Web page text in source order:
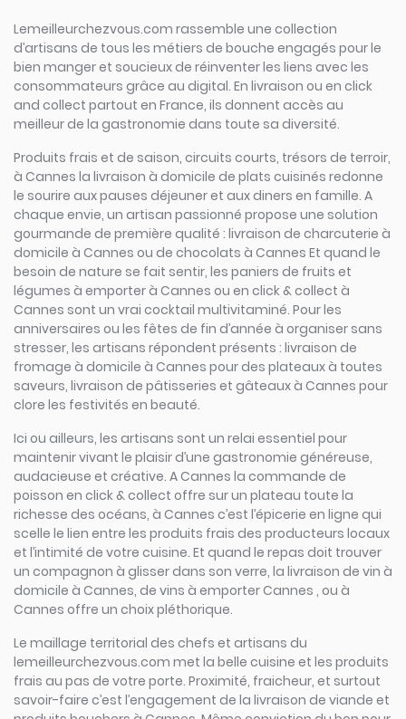
Lemeilleurchezvous.com rassemble une collection
d’artisans de tous les métiers de bouche engagés pour le
bien manger et soucieux de réinventer les liens avec les
consommateurs grâce au digital. En livraison ou en click
and collect partout en France, ils donnent accès au
meilleur de la gastronomie dans toute sa diversité.
Produits frais et de saison, circuits courts, trésors de terroir,
à Cannes la livraison à domicile de plats cuisinés redonne
le sourire aux pauses déjeuner et aux diners en famille. A
chaque envie, un artisan passionné propose une solution
gourmande de première qualité : livraison de charcuterie à
domicile à Cannes ou de chocolats à Cannes Et quand le
besoin de nature se fait sentir, les paniers de fruits et
légumes à emporter à Cannes ou en click & collect à
Cannes sont un vrai cocktail multivitaminé. Pour les
anniversaires ou les fêtes de fin d’année à organiser sans
stresser, les artisans répondent présents : livraison de
fromage à domicile à Cannes pour des plateaux à toutes
saveurs, livraison de pâtisseries et gâteaux à Cannes pour
clore les festivités en beauté.
Ici ou ailleurs, les artisans sont un relai essentiel pour
maintenir vivant le plaisir d’une gastronomie généreuse,
audacieuse et créative. A Cannes la commande de
poisson en click & collect offre sur un plateau toute la
richesse des océans, à Cannes c’est l’épicerie en ligne qui
scelle le lien entre les produits frais des producteurs locaux
et l’intimité de votre cuisine. Et quand le repas doit trouver
un compagnon à glisser dans son verre, la livraison de vin à
domicile à Cannes, de vins à emporter Cannes , ou à
Cannes offre un choix pléthorique.
Le maillage territorial des chefs et artisans du
lemeilleurchezvous.com met la belle cuisine et les produits
frais au pas de votre porte. Proximité, fraicheur, et surtout
savoir-faire c’est l’engagement de la livraison de viande et